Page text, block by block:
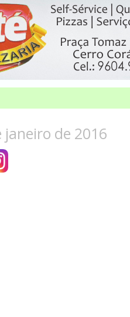
janeiro de 2016